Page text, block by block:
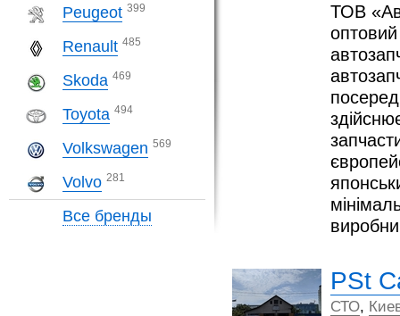
Peugeot 399
Renault 485
Skoda 469
Toyota 494
Volkswagen 569
Volvo 281
Все бренды
ТОВ
PSt
СТО,